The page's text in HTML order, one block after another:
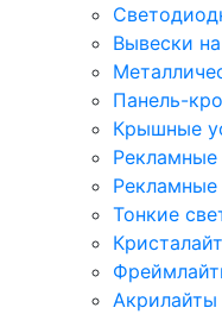
Вывески
Панель-
Крышные
Рекламные
Тонкие
Акрилайты